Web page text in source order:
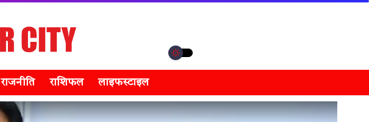
राजनीति राशिफल लाइफस्टाइल